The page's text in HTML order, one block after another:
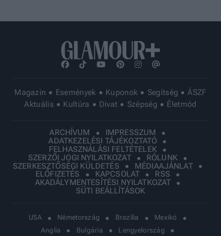
Magazin Események Kuponok Segítség
ÁSZF
Aktuális
Kultúra Divat Szépség Életmód
ARCHÍVUM
IMPRESSZUM
ADATKEZELÉSI TÁJÉKOZTATÓ
FELHASZNÁLÁSI FELTÉTELEK
SZERZŐI JOGI NYILATKOZAT
RÓLUNK
SZERKESZTŐSÉGI KÜLDETÉS
MÉDIAAJÁNLAT
ELŐFIZETÉS
KAPCSOLAT
RSS
AKADÁLYMENTESÍTÉSI NYILATKOZAT
SÜTI BEÁLLÍTÁSOK
USA Németország Brazília
Mexikó
Anglia
Bulgária
Lengyelország